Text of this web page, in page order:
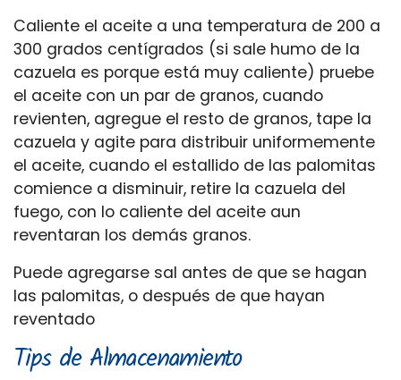
Caliente el aceite a una temperatura de 200 a
300 grados centígrados (si sale humo de la
cazuela es porque está muy caliente) pruebe
el aceite con un par de granos, cuando
revienten, agregue el resto de granos, tape la
cazuela y agite para distribuir uniformemente
el aceite, cuando el estallido de las palomitas
comience a disminuir, retire la cazuela del
fuego, con lo caliente del aceite aun
reventaran los demás granos.
Puede agregarse sal antes de que se hagan
las palomitas, o después de que hayan
reventado
Tips de Almacenamiento